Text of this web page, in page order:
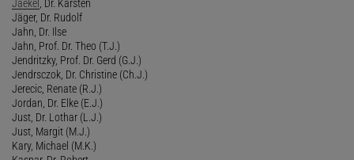
Jaekel , Dr. Karsten
Jäger, Dr. Rudolf
Jahn, Dr. Ilse
Jahn, Prof. Dr. Theo (T.J.)
Jendritzky, Prof. Dr. Gerd (G.J.)
Jendrsczok, Dr. Christine (Ch.J.)
Jerecic, Renate (R.J.)
Jordan, Dr. Elke (E.J.)
Just, Dr. Lothar (L.J.)
Just, Margit (M.J.)
Kary, Michael (M.K.)